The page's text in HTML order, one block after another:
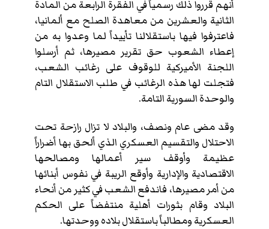
أنهم قرروا ذلك رسمياً في الفقرة الرابعة من المادة
الثانية والعشرين من معاهدة الصلح مع ألمانيا،
فاعترفوا فيها باستقلالنا تأييداً لما وعدوا به من
إعطاء الشعوب حق تقرير مصيرها، ثم أرسلوا
اللجنة الأميركية للوقوف على رغائب الشعب،
فتجلت لها هذه الرغائب في طلب الاستقلال التام
والوحدة السورية التامة.
وقد مضى عام ونصف، والبلاد لا تزال رازحة تحت
الاحتلال والتقسيم العسكري الذي ألحق بها أضراراً
عظيمة وأوقف سير أعمالها ومصالحها
الاقتصادية والإدارية وأوقع الريبة في نفوس أبنائها
من أمر مصيرها، فاندفع الشعب في كثير من أنحاء
البلاد وقام بثورات أهلية منتفضاً على الحكم
العسكرية ومطالباً باستقلال بلاده ووحدتها.